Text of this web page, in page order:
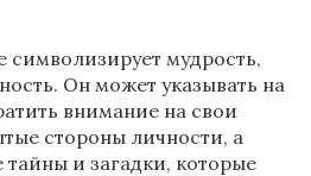
символизирует мудрость,
Он может указывать на
внимание на свои
стороны личности, а
тайны и загадки, которые